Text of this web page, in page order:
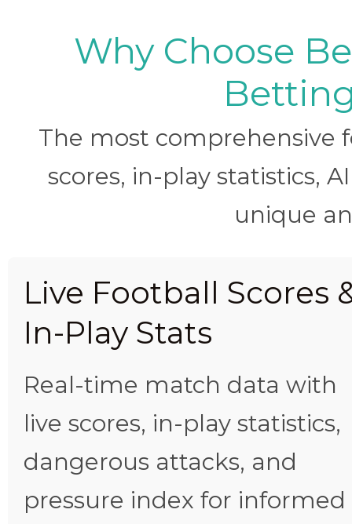
Why Choose
The most
scores, in-play statistics,
unique
Live Football Scores
In-Play Stats
Real-time match data with
live scores, in-play statistics,
dangerous attacks, and
pressure index for informed